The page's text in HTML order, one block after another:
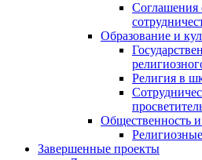
Соглашения
Образование и
Религия в
Общественность
Завершенные проекты